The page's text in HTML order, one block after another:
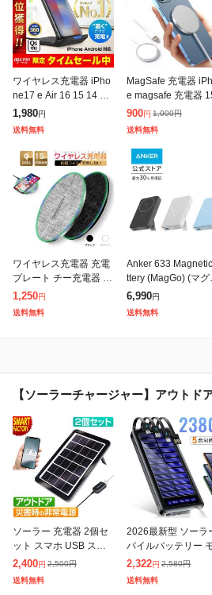
ワイヤレス充電器 iPho
ne17 e Air 16 15 14 13
12 11 SE3 スマホ アン
ドロイド 無線充電器 a
1,980円
送料無料
MagSafe 充電器
e magsafe 充電器
AirPods 充電器 マグ
ーフ 充電器 iPhone1
900円 1,000円
送料無料
ワイヤレス充電器 充電
プレート チー充電器 Qi
認証 急速充電 置くだけ
充電 電磁誘導式 iPhon
eシリーズ対応 iPhone
1,250円
送料無料
Anker 633
ttery (MagGo) (マグ
ット式ワイヤレス充
対応 10000mAh コ
6,990円
送料無料
【ソーラーチャージャー】アウトド
ソーラー 充電器 2個セ
ット スマホ USB スマ
ホ充電 ソーラー充電 ソ
ーラー発電 防災グッズ
2,400円 2,500円
送料無料
2026最新型 ソーラ
バイルバッテリー モ
イルバッテリー バッテ
リー 23800mAh ソ
ー 大容量 6台同時充
2,322円 2,580円
送料無料